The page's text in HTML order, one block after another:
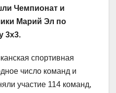
Чемпионат и
Марий Эл по
3х3.
спортивная
число команд и
участие 114 команд,